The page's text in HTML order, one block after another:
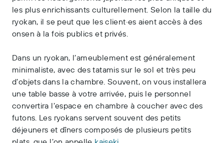
les plus enrichissants culturellement. Selon la taille du
ryokan, il se peut que les client·es aient accès à des
onsen à la fois publics et privés.
Dans un ryokan, l’ameublement est généralement
minimaliste, avec des tatamis sur le sol et très peu
d’objets dans la chambre. Souvent, on vous installera
une table basse à votre arrivée, puis le personnel
convertira l’espace en chambre à coucher avec des
futons. Les ryokans servent souvent des petits
déjeuners et dîners composés de plusieurs petits